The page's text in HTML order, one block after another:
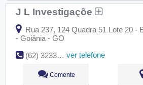
J L Investigaçõe
Rua 237, 124 Quadra 51 Lote 20 -
- Goiânia - GO
(62) 3233-1188
ver telefone
Comente